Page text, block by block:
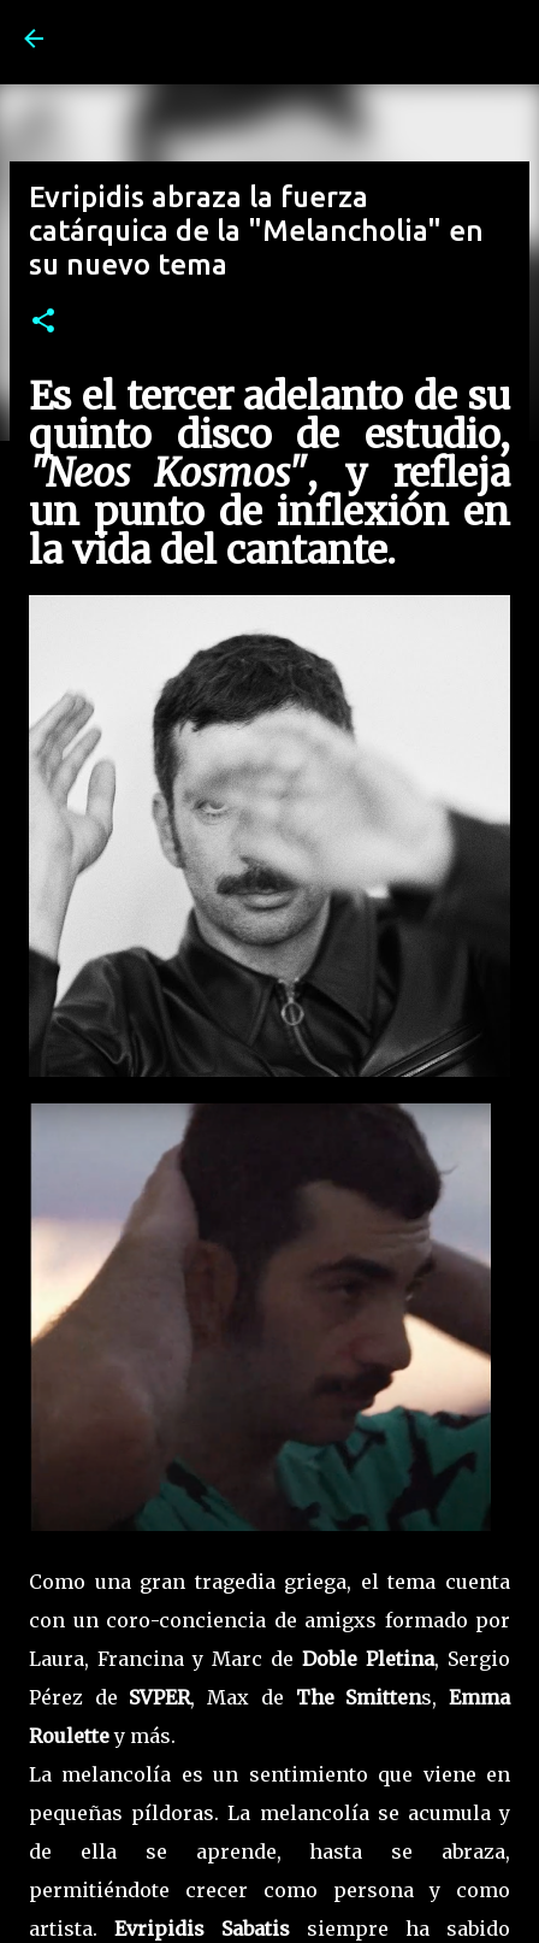
Evripidis abraza la fuerza
catárquica de la "Melancholia" en
su nuevo tema
Es el tercer adelanto de su
quinto disco de estudio,
"Neos Kosmos", y refleja
un punto de inflexión en
la vida del cantante.
Como una gran tragedia griega, el tema cuenta
con un coro-conciencia de amigxs formado por
Laura, Francina y Marc de Doble Pletina, Sergio
Pérez de SVPER, Max de The Smittens,Emma
Roulettey más.
La melancolía es un sentimiento que viene en
pequeñas píldoras. La melancolía se acumula y
de ella se aprende, hasta se abraza,
permitiéndote crecer como persona y como
artista. Evripidis Sabatis siempre ha sabido